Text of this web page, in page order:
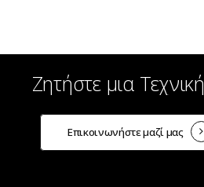
Ζητήστε μια Τεχνική
Επικοινωνήστε μαζί μας